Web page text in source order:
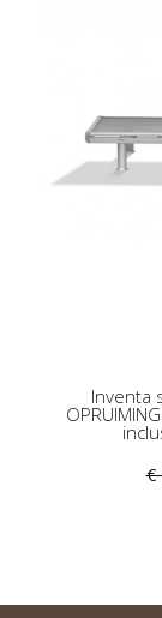
Inventa
€